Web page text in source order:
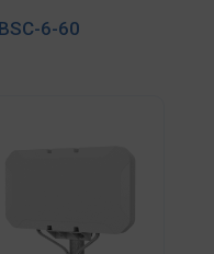
6-60